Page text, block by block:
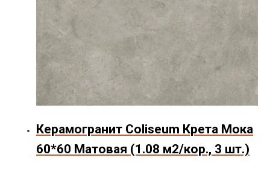
Керамогранит Coliseum Крета Мока
60*60 Матовая (1.08 м2/кор., 3 шт.)